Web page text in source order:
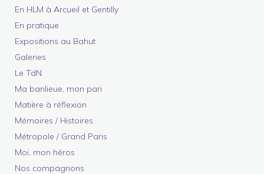
En HLM à Arcueil et Gentilly
En pratique
Expositions au Bahut
Galeries
Le TdN
Ma banlieue, mon pari
Matière à réflexion
Mémoires / Histoires
Métropole / Grand Paris
Moi, mon héros
Nos compagnons